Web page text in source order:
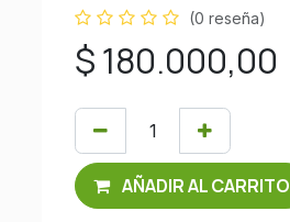
(0 reseña)
$180.000,00
AÑADIR AL CARRITO